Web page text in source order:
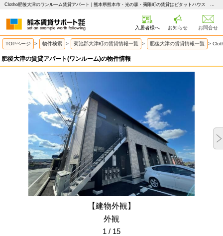
Clotho肥後大津のワンルーム賃貸アパート | 熊本県熊本市・光の森・菊陽町の賃貸はピタットハウス 熊本賃貸サポート
入居者様へ お知らせ お問合せ
TOPページ > 物件検索 > 菊池郡大津町の賃貸情報一覧 > 肥後大津の賃貸情報一覧 >
肥後大津の賃貸アパート(ワンルーム)の物件情報
【建物外観】
外観
1 / 15